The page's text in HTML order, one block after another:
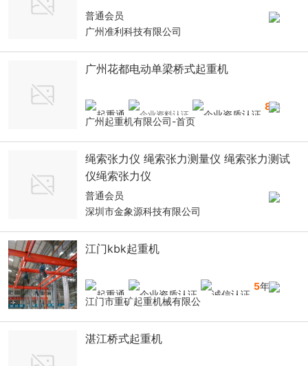
普通会员
广州准利科技有限公司
广州花都电动单梁桥式起重机
8年
广州起重机有限公司-首页
绳索张力仪 绳索张力测量仪 绳索张力测试
仪绳索张力仪
普通会员
深圳市金象源科技有限公司
江门kbk起重机
5年
江门市重矿起重机械有限公
湛江桥式起重机